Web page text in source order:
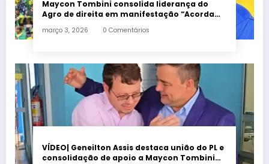
Maycon Tombini consolida liderança do
Agro de direita em manifestação “Acorda
março 3, 2026 0 Comentários
VÍDEO| Geneilton Assis destaca união do PL e
consolidação de apoio a Maycon Tombini